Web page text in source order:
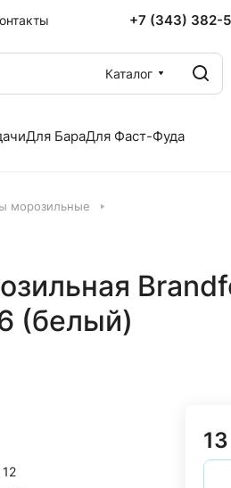
+7 (343) 382-
Каталог
Для БараДля Фаст-Фуда
морозильные
(белый)
12